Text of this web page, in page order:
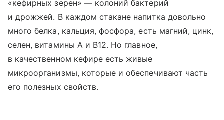
«кефирных зерен» — колоний бактерий
и дрожжей. В каждом стакане напитка довольно
много белка, кальция, фосфора, есть магний, цинк,
селен, витамины A и B12. Но главное,
в качественном кефире есть живые
микроорганизмы, которые и обеспечивают часть
его полезных свойств.